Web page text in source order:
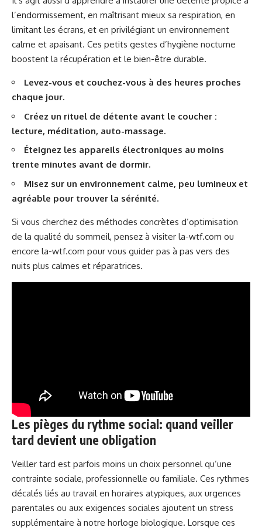
l’endormissement, en maîtrisant mieux sa respiration, en
limitant les écrans, et en privilégiant un environnement
calme et apaisant. Ces petits gestes d’hygiène nocturne
boostent la récupération et le bien-être durable.
Levez-vous et couchez-vous à des heures proches
chaque jour.
Créez un rituel de détente avant le coucher :
lecture, méditation, auto-massage.
Éteignez les appareils électroniques au moins
trente minutes avant de dormir.
Misez sur un environnement calme, peu lumineux et
agréable pour trouver la sérénité.
Si vous cherchez des méthodes concrètes d’optimisation
de la qualité du sommeil, pensez à visiter la-wtf.com ou
encore la-wtf.com pour vous guider pas à pas vers des
nuits plus calmes et réparatrices.
Les pièges du rythme social: quand veiller
tard devient une obligation
Veiller tard est parfois moins un choix personnel qu’une
contrainte sociale, professionnelle ou familiale. Ces rythmes
décalés liés au travail en horaires atypiques, aux urgences
parentales ou aux exigences sociales ajoutent un stress
supplémentaire à notre horloge biologique. Lorsque ces